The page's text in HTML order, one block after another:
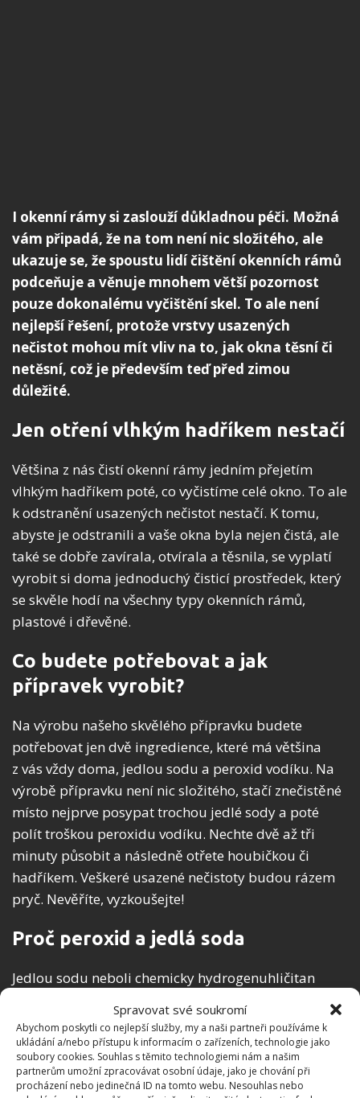
Spravovat své soukromí
Abychom poskytli co nejlepší služby, my a naši partneři používáme k
ukládání a/nebo přístupu k informacím o zařízeních, technologie jako
soubory cookies. Souhlas s těmito technologiemi nám a našim
partnerům umožní zpracovávat osobní údaje, jako je chování při
procházení nebo jedinečná ID na tomto webu. Nesouhlas nebo
I okenní rámy si zaslouží důkladnou péči. Možná
vám připadá, že na tom není nic složitého, ale
ukazuje se, že spoustu lidí čištění okenních rámů
podceňuje a věnuje mnohem větší pozornost
pouze dokonalému vyčištění skel. To ale není
nejlepší řešení, protože vrstvy usazených
nečistot mohou mít vliv na to, jak okna těsní či
netěsní, což je především teď před zimou
důležité.
Jen otření vlhkým hadříkem nestačí
Většina z nás čistí okenní rámy jedním přejetím
vlhkým hadříkem poté, co vyčistíme celé okno. To ale
k odstranění usazených nečistot nestačí. K tomu,
abyste je odstranili a vaše okna byla nejen čistá, ale
také se dobře zavírala, otvírala a těsnila, se vyplatí
vyrobit si doma jednoduchý čisticí prostředek, který
se skvěle hodí na všechny typy okenních rámů,
plastové i dřevěné.
Co budete potřebovat a jak
přípravek vyrobit?
Na výrobu našeho skvělého přípravku budete
potřebovat jen dvě ingredience, které má většina
z vás vždy doma, jedlou sodu a peroxid vodíku. Na
výrobě přípravku není nic složitého, stačí znečistěné
místo nejprve posypat trochou jedlé sody a poté
polít troškou peroxidu vodíku. Nechte dvě až tři
minuty působit a následně otřete houbičkou či
hadříkem. Veškeré usazené nečistoty budou rázem
pryč. Nevěříte, vyzkoušejte!
Proč peroxid a jedlá soda
Jedlou sodu neboli chemicky hydrogenuhličitan
kypřících prášků do pečiva. Šířka využití jedlé sody je
však mnohem větší, je totiž velmi účinným
přírodním čisticím prostředkem. Jejích vlastností
můžete využít například při čistění koupelny, trouby,